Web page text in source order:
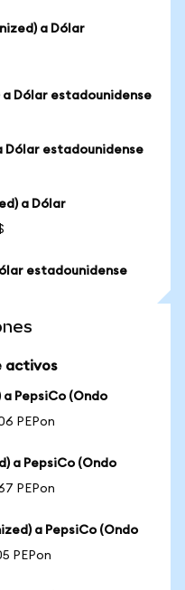
a Dólar
a Dólar estadounidense
Dólar estadounidense
a Dólar
estadounidense
activos
PepsiCo (Ondo
PEPon
a PepsiCo (Ondo
PEPon
a PepsiCo (Ondo
PEPon